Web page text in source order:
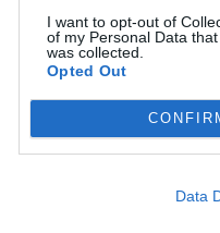
I want to opt-out of
of my Personal Data
was collected.
Opted Out
Data
Άνοιγμα εγγραφών για